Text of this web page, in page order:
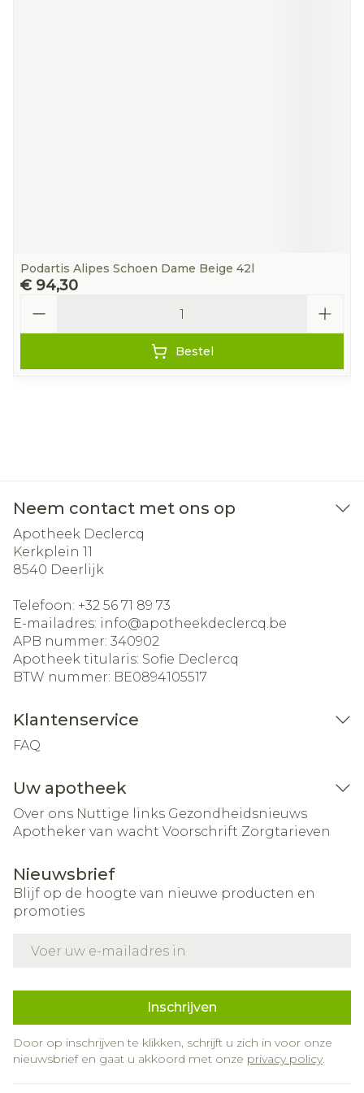
Podartis Alipes Schoen Dame Beige 42l
€ 94,30
Bestel
Neem contact met ons op
Apotheek Declercq
Kerkplein 11
8540 Deerlijk
Telefoon: +32 56 71 89 73
E-mailadres: info@apotheekdeclercq.be
APB nummer: 340902
Apotheek titularis: Sofie Declercq
BTW nummer: BE0894105517
Klantenservice
FAQ
Uw apotheek
Over ons Nuttige links Gezondheidsnieuws
Apotheker van wacht Voorschrift Zorgtarieven
Nieuwsbrief
Blijf op de hoogte van nieuwe producten en
promoties
Inschrijven
Door op inschrijven te klikken, schrijft u zich in voor onze
nieuwsbrief en gaat u akkoord met onze privacy policy.